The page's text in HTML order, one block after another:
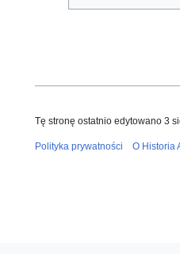
Tę stronę ostatnio edytowano 3
Polityka prywatności O Historia